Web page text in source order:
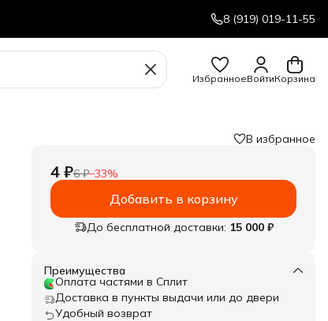
8 (919) 019-11-55
ИзбранноеВойтиКорзина
В избранное
4 ₽6 ₽−33%
Добавить в корзину
До бесплатной доставки: 15 000 ₽
Преимущества
Оплата частями в Сплит
Доставка в пункты выдачи или до двери
Удобный возврат